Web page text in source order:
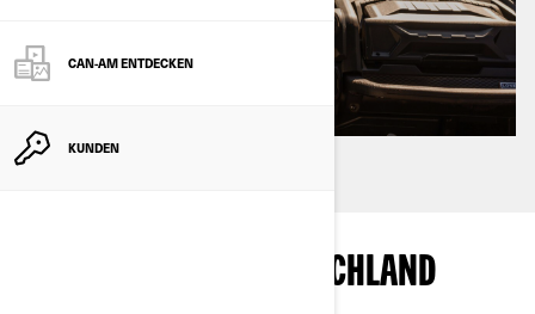
CAN-AM ENTDECKEN
KUNDEN
BRAUCHE ICH IN DEUTSCHLAND